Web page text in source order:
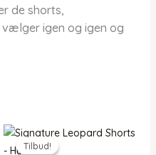
de shorts,
igen og igen og
Tilbud!
Tilbud!